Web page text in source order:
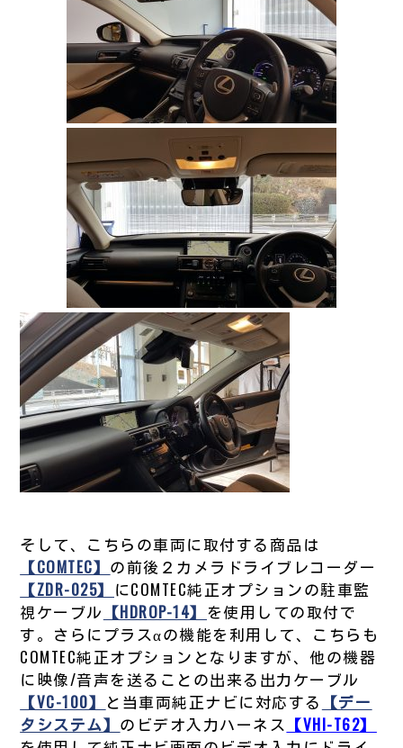
そして、こちらの車両に取付する商品は
【COMTEC】 の前後２カメラドライブレコーダー
【ZDR-025】 にCOMTEC純正オプションの駐車監
視ケーブル 【HDROP-14】 を使用しての取付で
す。さらにプラスαの機能を利用して、こちらも
COMTEC純正オプションとなりますが、他の機器
に映像/音声を送ることの出来る出力ケーブル
【VC-100】 と当車両純正ナビに対応する 【デー
タシステム】 のビデオ入力ハーネス 【VHI-T62】